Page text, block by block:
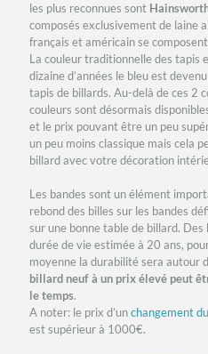
les plus reconnues sont
composés exclusivement de laine
français et américain se
La couleur traditionnelle des tapis
dizaine d’années le bleu est
tapis de billards. Au-delà de ces 2
couleurs sont désormais
et le prix pouvant être un peu
un peu moins classique mais cela
billard avec votre décoration
Les bandes sont un élément
rebond des billes sur les bandes
sur une bonne table de billard.
durée de vie estimée à 20 ans,
moyenne la durabilité sera autour
billard neuf à un prix élevé peut
le temps.
A noter: le prix d’unchangement
est supérieur à 1000€.